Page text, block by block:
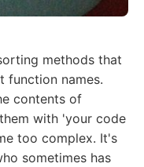
methods that
function names.
contents of
with 'your code
too complex. It's
sometimes has